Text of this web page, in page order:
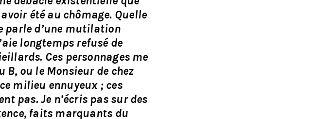
été au chômage. Quelle
parle d’une mutilation
longtemps refusé de
Ces personnages me
ou le Monsieur de chez
milieu ennuyeux ; ces
pas. Je n’écris pas sur des
faits marquants du